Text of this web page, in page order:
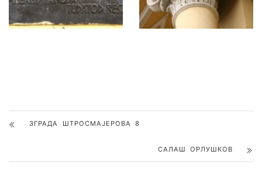
ЗГРАДА ШТРОСМАЈЕРОВА 8
САЛАШ ОРЛУШКОВ